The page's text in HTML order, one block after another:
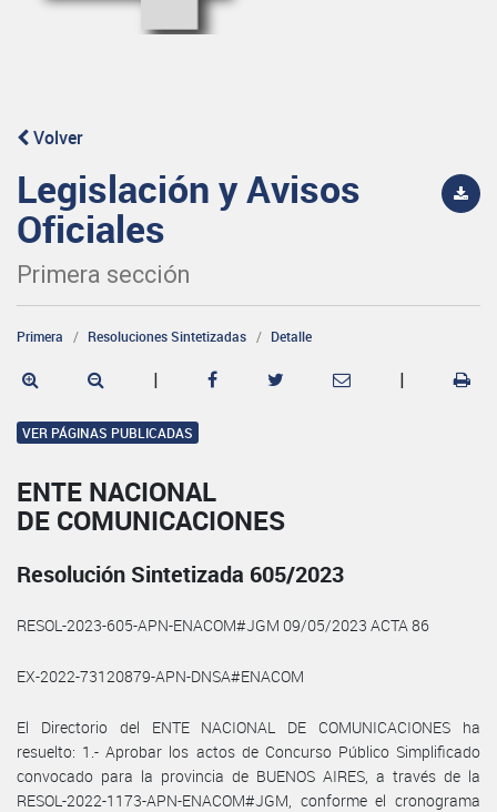
Volver
Legislación y Avisos
Oficiales
Primera sección
Primera Resoluciones Sintetizadas Detalle
| |
VER PÁGINAS PUBLICADAS
ENTE NACIONAL
DE COMUNICACIONES
Resolución Sintetizada 605/2023
RESOL-2023-605-APN-ENACOM#JGM 09/05/2023 ACTA 86
EX-2022-73120879-APN-DNSA#ENACOM
El Directorio del ENTE NACIONAL DE COMUNICACIONES ha
resuelto: 1.- Aprobar los actos de Concurso Público Simplificado
convocado para la provincia de BUENOS AIRES, a través de la
RESOL-2022-1173-APN-ENACOM#JGM, conforme el cronograma